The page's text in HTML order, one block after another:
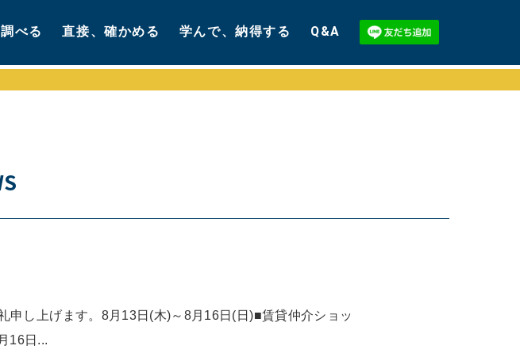
べる 直接、確かめる 学んで、納得する Q&A
申し上げます。8月13日(木)～8月16日(日)■賃貸仲介ショッ
16日...